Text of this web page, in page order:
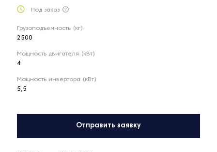
Под заказ
Грузоподъемность (кг)
2500
Мощность двигателя (кВт)
4
Мощность инвертора (кВт)
5,5
Отправить заявку